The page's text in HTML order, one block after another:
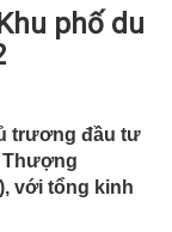
phố du
trương đầu tư
Thượng
với tổng kinh